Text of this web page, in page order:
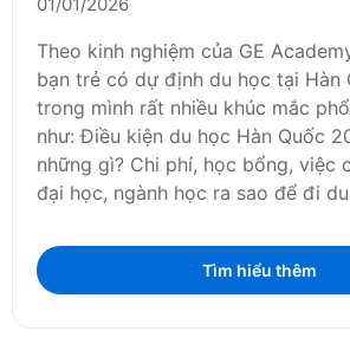
Theo kinh nghiệm của GE
bạn trẻ có dự định du học tại Hàn
trong mình rất nhiều khúc mắc
như: Điều kiện du học Hàn Quốc
những gì? Chi phí, học bổng, việc
đại học, ngành học ra sao để đi
Tìm hiểu thêm